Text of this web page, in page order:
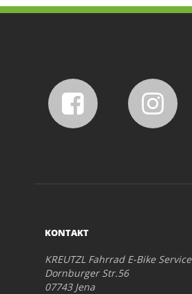
KONTAKT
KREUTZL Fahrrad E-Bike Service
Dornburger Str.56
07743 Jena